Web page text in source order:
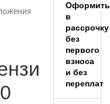
Оформить
в
рассрочку
без
первого
взноса
и без
переплат